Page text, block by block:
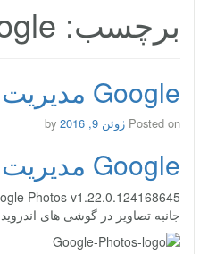
برچسب: Google های
Google مدیریت اندروید
Posted on ژوئن 9, 2016
Google مدیریت اندروید
جانبه تصاویر در گوشی های اندروید